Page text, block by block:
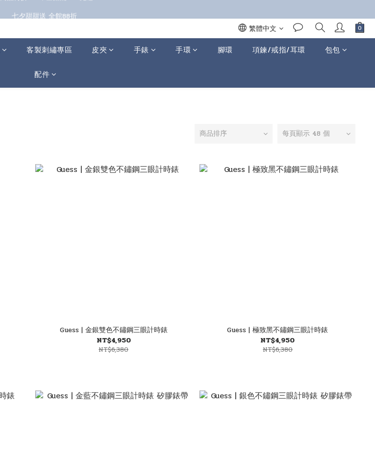
七夕甜甜送 全館88折
繁體中文
客製刺繡專區 皮夾 手錶 手環 腳環 項鍊/戒指/耳環 包包
配件
商品排序 每頁顯示 48 個
Guess | 金銀雙色不鏽鋼三眼計時錶
NT$4,950
NT$6,380
Guess | 極致黑不鏽鋼三眼計時錶
NT$4,950
NT$6,380